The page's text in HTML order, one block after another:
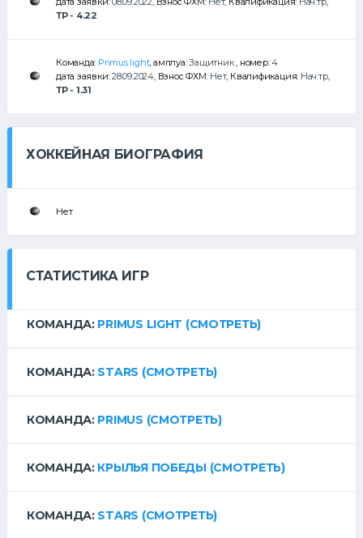
ТР - 4.22
Команда: Primus light, амплуа:Защитник, номер:4
дата заявки:28.09.2024, Взнос ФХМ: Нет, Квалификация: Нач.тр,
ТР - 1.31
ХОККЕЙНАЯ БИОГРАФИЯ
Нет
СТАТИСТИКА ИГР
КОМАНДА: PRIMUS LIGHT (СМОТРЕТЬ)
КОМАНДА: STARS (СМОТРЕТЬ)
КОМАНДА: PRIMUS (СМОТРЕТЬ)
КОМАНДА: КРЫЛЬЯ ПОБЕДЫ (СМОТРЕТЬ)
КОМАНДА: STARS (СМОТРЕТЬ)